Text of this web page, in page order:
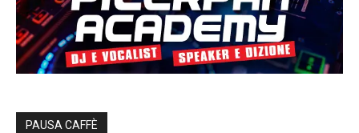
PAUSA CAFFÈ